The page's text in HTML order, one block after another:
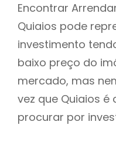
Encontrar
Quiaios pode
investimento
baixo preço do
mercado, mas
vez que Quiaios
procurar por